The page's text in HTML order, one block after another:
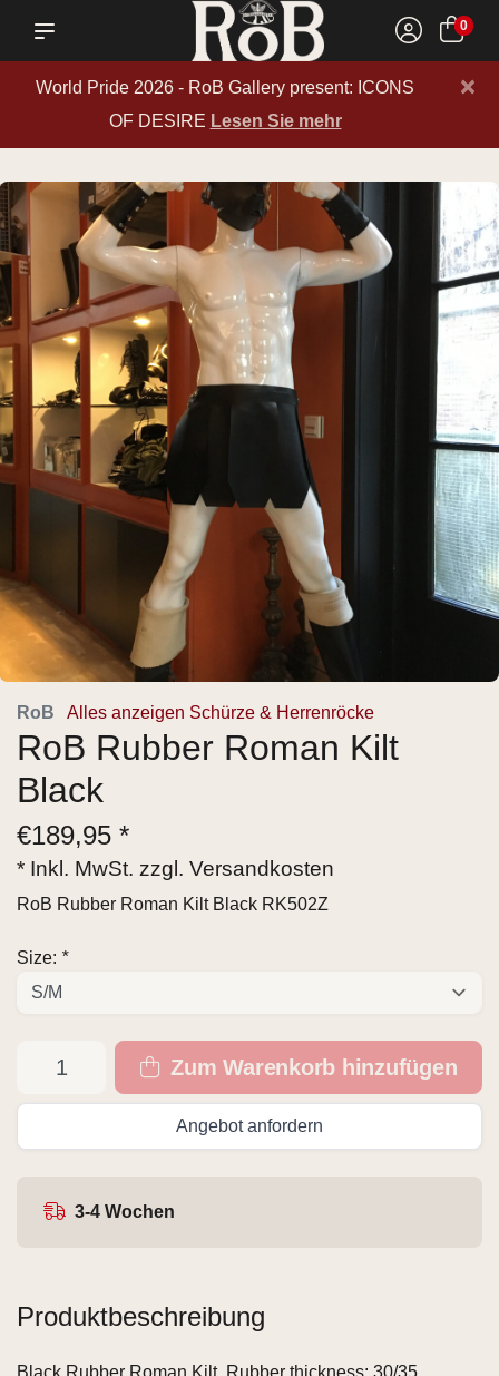
0
World Pride 2026 - RoB Gallery present: ICONS
OF DESIRE Lesen Sie mehr
×
RoB Alles anzeigen Schürze & Herrenröcke
RoB Rubber Roman Kilt
Black
€189,95 *
* Inkl. MwSt. zzgl. Versandkosten
RoB Rubber Roman Kilt Black RK502Z
Size: *
Zum Warenkorb hinzufügen
Angebot anfordern
3-4 Wochen
Produktbeschreibung
Black Rubber Roman Kilt. Rubber thickness: 30/35.